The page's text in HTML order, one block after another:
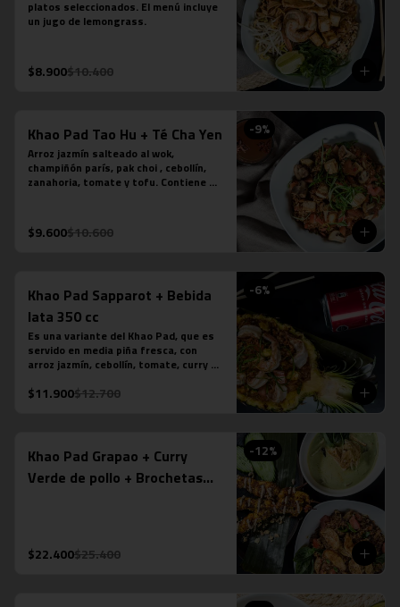
platos seleccionados. El menú incluye
un jugo de lemongrass.
$8.900$10.400
-9%
Khao Pad Tao Hu + Té Cha Yen
Arroz jazmín salteado al wok,
champiñón parís, pak choi , cebollín,
zanahoria, tomate y tofu. Contiene
tailandés.
$9.600$10.600
-6%
Khao Pad Sapparot + Bebida
lata 350 cc
Es una variante del Khao Pad, que es
servido en media piña fresca, con
arroz jazmín, cebollín, tomate, curry
levemente picante. Más bebida en lata
$11.900$12.700
-12%
Khao Pad Grapao + Curry
Verde de pollo + Brochetas
$22.400$25.400